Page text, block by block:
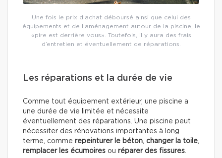
Une fois le prix d’achat déboursé ainsi que celui des
équipements et de l’aménagement autour de la piscine, le
«pire est derrière vous». Toutefois, il y aura des frais
d’entretien et éventuellement de réparations.
Les réparations et la durée de vie
Comme tout équipement extérieur, une piscine a
une durée de vie limitée et nécessite
éventuellement des réparations. Une piscine peut
nécessiter des rénovations importantes à long
terme, comme repeinturer le béton changer la toile
remplacer les écumoires ou réparer des fissures